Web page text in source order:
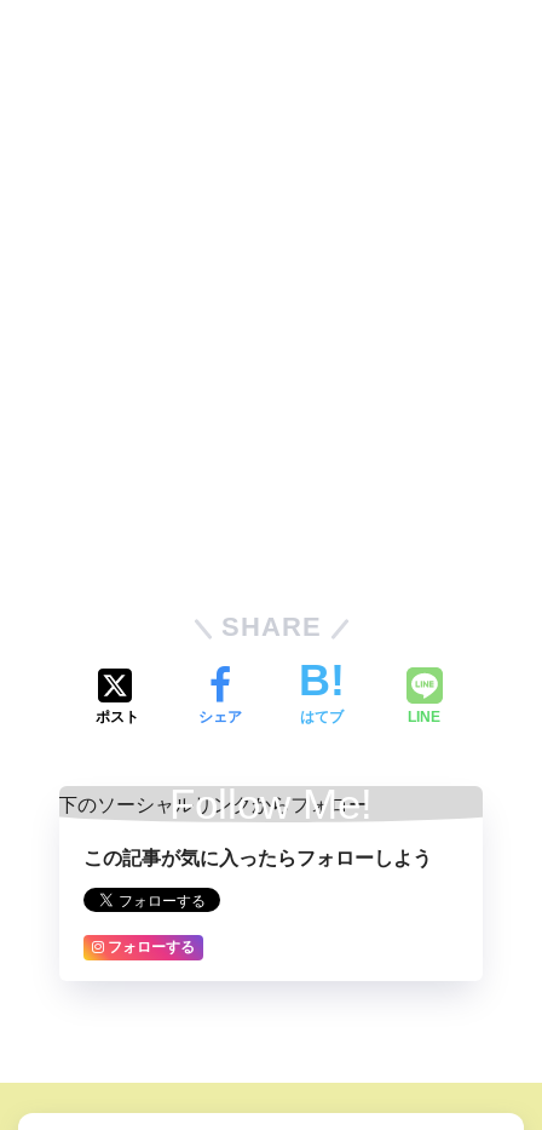
SHARE
ポスト シェア はてブ LINE
Follow Me!
この記事が気に入ったらフォローしよう
フォローする